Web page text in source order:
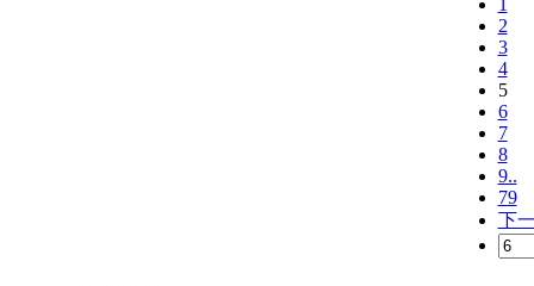
2
3
4
5
6
7
8
9..
79
下